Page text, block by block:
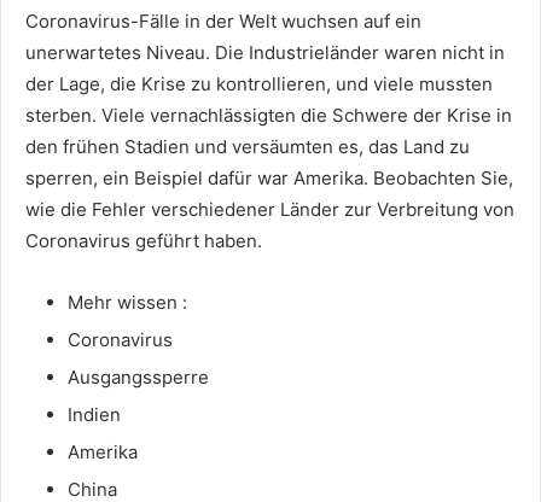
Coronavirus-Fälle in der Welt wuchsen auf ein
unerwartetes Niveau. Die Industrieländer waren nicht in
der Lage, die Krise zu kontrollieren, und viele mussten
sterben. Viele vernachlässigten die Schwere der Krise in
den frühen Stadien und versäumten es, das Land zu
sperren, ein Beispiel dafür war Amerika. Beobachten Sie,
wie die Fehler verschiedener Länder zur Verbreitung von
Coronavirus geführt haben.
Mehr wissen :
Coronavirus
Ausgangssperre
Indien
Amerika
China